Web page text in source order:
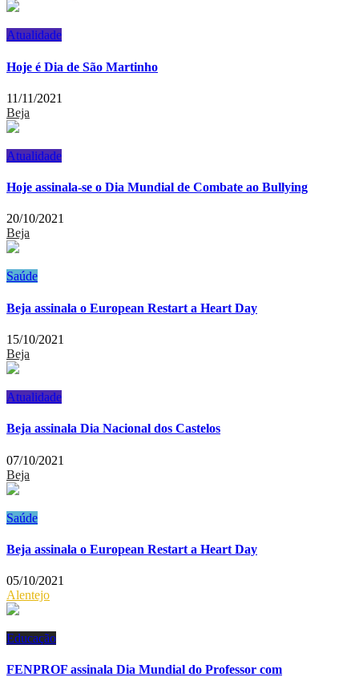
Atualidade
Hoje é Dia de São Martinho
11/11/2021
Beja
Atualidade
Hoje assinala-se o Dia Mundial de Combate ao Bullying
20/10/2021
Beja
Saúde
Beja assinala o European Restart a Heart Day
15/10/2021
Beja
Atualidade
Beja assinala Dia Nacional dos Castelos
07/10/2021
Beja
Saúde
Beja assinala o European Restart a Heart Day
05/10/2021
Alentejo
Educação
FENPROF assinala Dia Mundial do Professor com